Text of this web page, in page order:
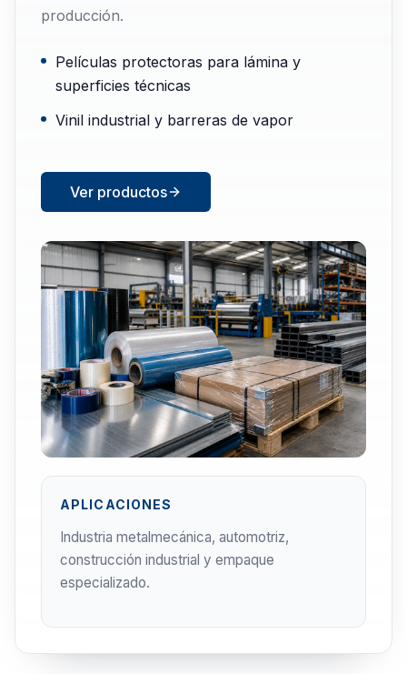
producción.
Películas protectoras para lámina y
superficies técnicas
Vinil industrial y barreras de vapor
Ver productos
APLICACIONES
Industria metalmecánica, automotriz,
construcción industrial y empaque
especializado.